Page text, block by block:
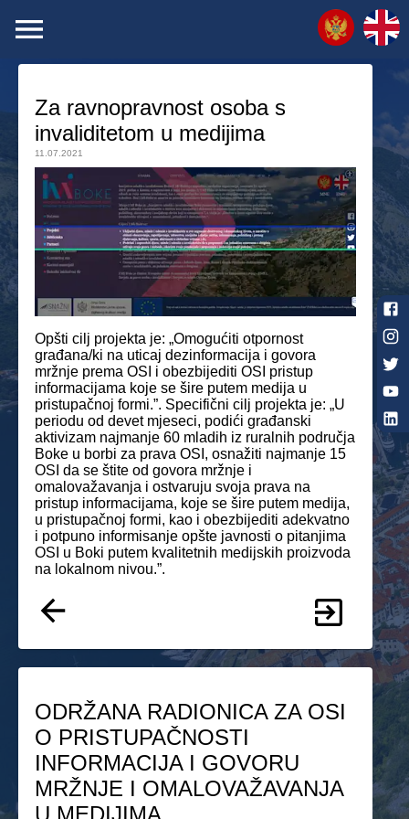
Za ravnopravnost osoba s
invaliditetom u medijima
11.07.2021
Opšti cilj projekta je: „Omogućiti otpornost
građana/ki na uticaj dezinformacija i govora
mržnje prema OSI i obezbijediti OSI pristup
informacijama koje se šire putem medija u
pristupačnoj formi.”. Specifični cilj projekta je: „U
periodu od devet mjeseci, podići građanski
aktivizam najmanje 60 mladih iz ruralnih područja
Boke u borbi za prava OSI, osnažiti najmanje 15
OSI da se štite od govora mržnje i
omalovažavanja i ostvaruju svoja prava na
pristup informacijama, koje se šire putem medija,
u pristupačnoj formi, kao i obezbijediti adekvatno
i potpuno informisanje opšte javnosti o pitanjima
OSI u Boki putem kvalitetnih medijskih proizvoda
na lokalnom nivou.”.
ODRŽANA RADIONICA ZA OSI
O PRISTUPAČNOSTI
INFORMACIJA I GOVORU
MRŽNJE I OMALOVAŽAVANJA
U MEDIJIMA